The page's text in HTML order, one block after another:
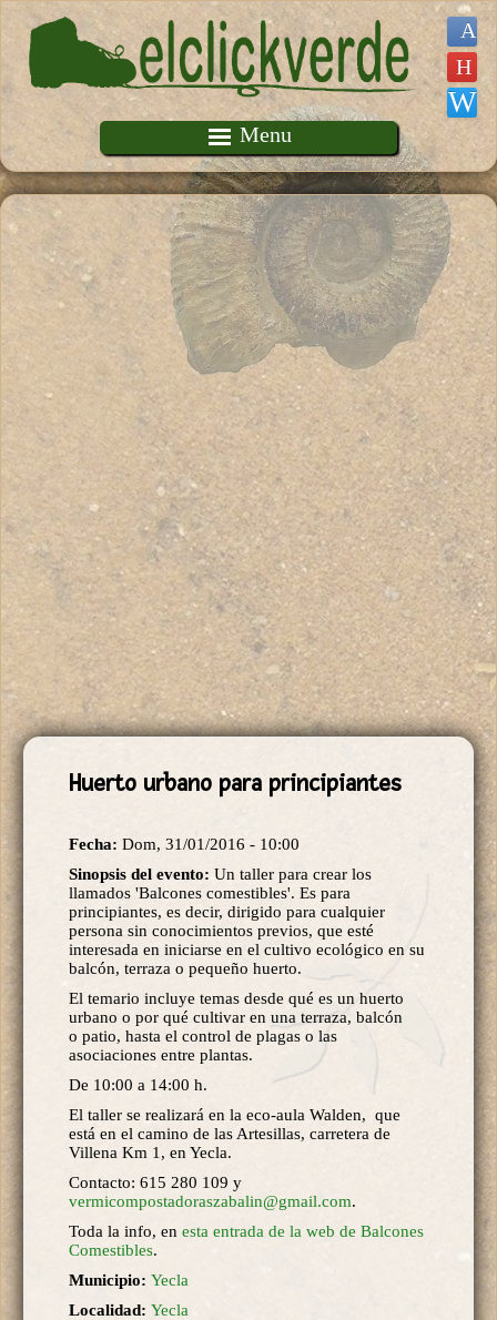
Pasar al contenido principal
Menu
Huerto urbano para principiantes
Fecha: Dom, 31/01/2016 - 10:00
Sinopsis del evento: Un taller para crear los
llamados 'Balcones comestibles'. Es para
principiantes, es decir, dirigido para cualquier
persona sin conocimientos previos, que esté
interesada en iniciarse en el cultivo ecológico en su
balcón, terraza o pequeño huerto.
El temario incluye temas desde qué es un huerto
urbano o por qué cultivar en una terraza, balcón
o patio, hasta el control de plagas o las
asociaciones entre plantas.
De 10:00 a 14:00 h.
El taller se realizará en la eco-aula Walden, que
está en el camino de las Artesillas, carretera de
Villena Km 1, en Yecla.
Contacto: 615 280 109 y
vermicompostadoraszabalin@gmail.com.
Toda la info, en esta entrada de la web de Balcones
Comestibles.
Municipio: Yecla
Localidad: Yecla